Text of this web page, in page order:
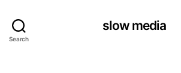
Search
slow media